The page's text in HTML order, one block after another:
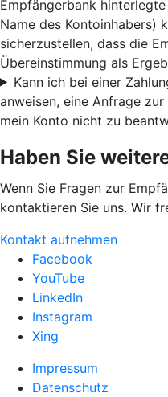
Empfängerbank
Name des Kontoinhabers)
sicherzustellen, dass die
Übereinstimmung als
Kann ich bei einer
anweisen, eine Anfrage
mein Konto nicht zu
Haben Sie
Wenn Sie Fragen zur
kontaktieren Sie uns. Wir
Kontakt aufnehmen
Facebook
YouTube
LinkedIn
Instagram
Xing
Impressum
Datenschutz